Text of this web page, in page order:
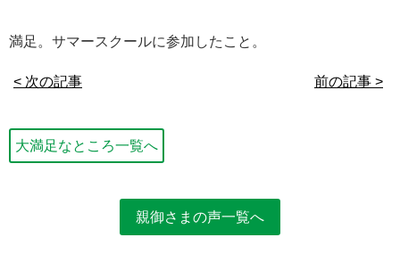
満足。サマースクールに参加したこと。
< 次の記事 前の記事 >
大満足なところ一覧へ
親御さまの声一覧へ